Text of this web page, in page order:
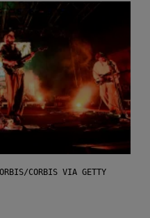
CORBIS VIA GETTY